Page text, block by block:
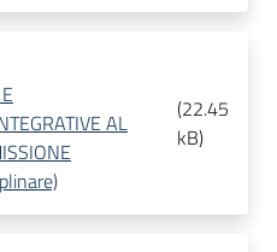
AL
(22.45
kB)